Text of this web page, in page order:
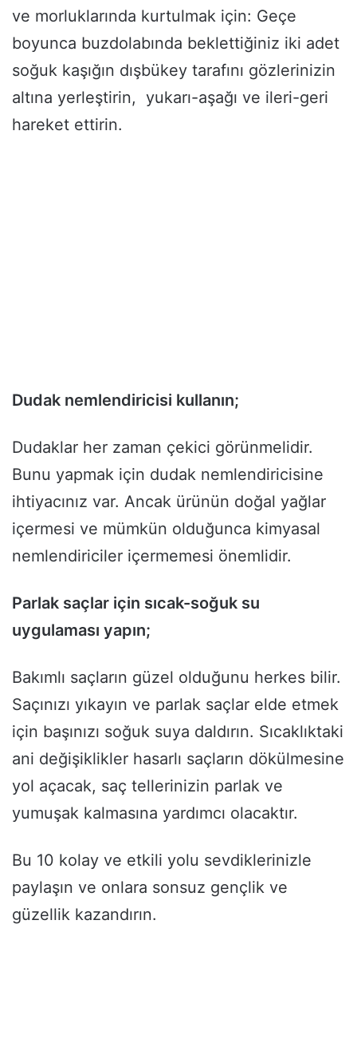
ve morluklarında kurtulmak için: Geçe
boyunca buzdolabında beklettiğiniz iki adet
soğuk kaşığın dışbükey tarafını gözlerinizin
altına yerleştirin, yukarı-aşağı ve ileri-geri
hareket ettirin.
Dudak nemlendiricisi kullanın;
Dudaklar her zaman çekici görünmelidir.
Bunu yapmak için dudak nemlendiricisine
ihtiyacınız var. Ancak ürünün doğal yağlar
içermesi ve mümkün olduğunca kimyasal
nemlendiriciler içermemesi önemlidir.
Parlak saçlar için sıcak-soğuk su
uygulaması yapın;
Bakımlı saçların güzel olduğunu herkes bilir.
Saçınızı yıkayın ve parlak saçlar elde etmek
için başınızı soğuk suya daldırın. Sıcaklıktaki
ani değişiklikler hasarlı saçların dökülmesine
yol açacak, saç tellerinizin parlak ve
yumuşak kalmasına yardımcı olacaktır.
Bu 10 kolay ve etkili yolu sevdiklerinizle
paylaşın ve onlara sonsuz gençlik ve
güzellik kazandırın.